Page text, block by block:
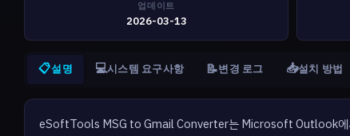
업데이트
2026-03-13
📋설명 💻시스템 요구사항 📝변경 로그 📥설치 방법
eSoftTools MSG to Gmail Converter는 Microsoft Outlook에서